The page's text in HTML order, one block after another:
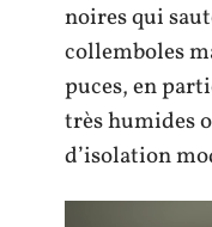
noires qui
collemboles
puces, en
très humides
d’isolation